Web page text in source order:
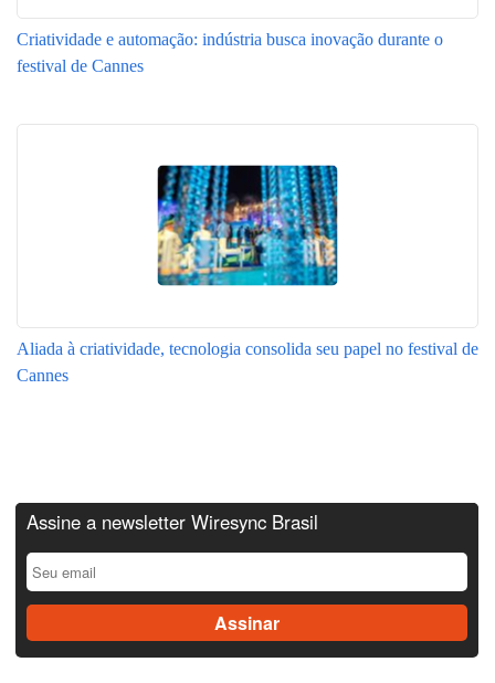
Criatividade e automação: indústria busca inovação durante o
festival de Cannes
Aliada à criatividade, tecnologia consolida seu papel no festival de
Cannes
Assine a newsletter Wiresync Brasil